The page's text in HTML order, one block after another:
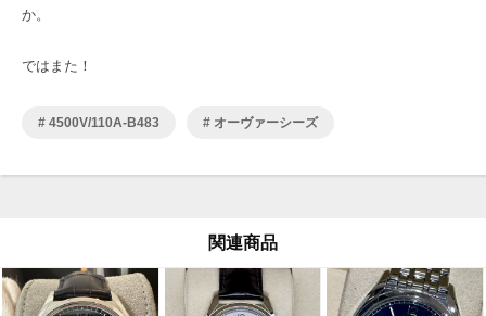
か。
ではまた！
4500V/110A-B483 オーヴァーシーズ
関連商品